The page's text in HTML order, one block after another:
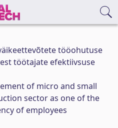
tööohutuse
töötajate efektiivsuse
of micro and small
sector as one of the
of employees